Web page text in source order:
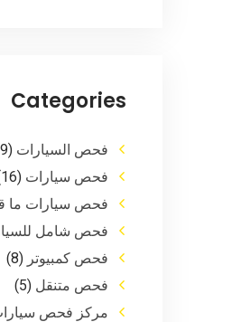
Categories
فحص السيارات (9)
فحص سيارات (16)
فحص سيارات ما
فحص شامل
فحص كمبيوتر (8)
فحص متنقل (5)
مركز فحص